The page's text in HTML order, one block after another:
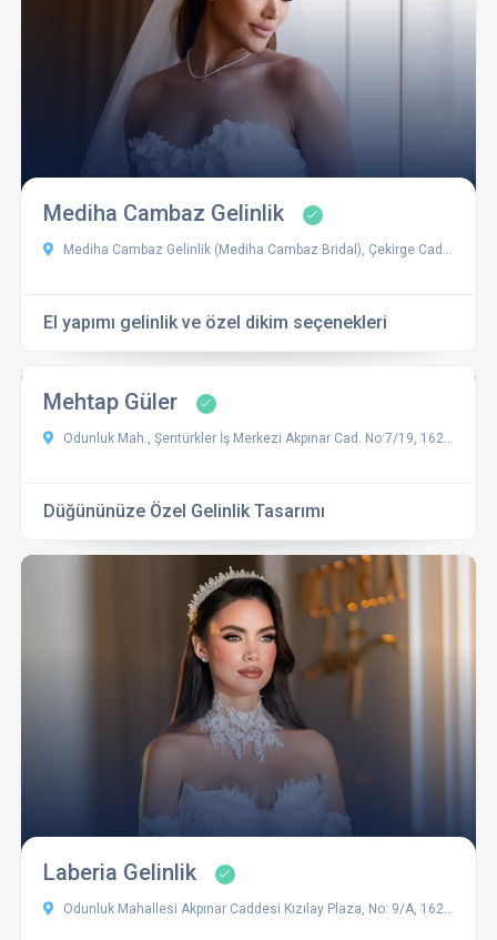
Mediha Cambaz Gelinlik
Mediha Cambaz Gelinlik (Mediha Cambaz Bridal), Çekirge Caddesi No:63, 16020 Osmangazi/Bursa, Türkiye
El yapımı gelinlik ve özel dikim seçenekleri
Mehtap Güler
Odunluk Mah., Şentürkler İş Merkezi Akpınar Cad. No:7/19, 16265 Nilüfer, Bursa, Türkiye
Düğününüze Özel Gelinlik Tasarımı
Laberia Gelinlik
Odunluk Mahallesi Akpınar Caddesi Kızılay Plaza, No: 9/A, 16265 Nilüfer/Bursa, Türkiye